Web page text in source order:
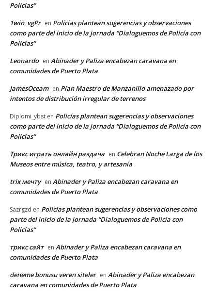
Policías”
1win_vgPr en Policías plantean sugerencias y observaciones
como parte del inicio de la jornada “Dialoguemos de Policía con
Policías”
Leonardo en Abinader y Paliza encabezan caravana en
comunidades de Puerto Plata
JamesOceam en Plan Maestro de Manzanillo amenazado por
intentos de distribución irregular de terrenos
Diplomi_ybst en Policías plantean sugerencias y observaciones
como parte del inicio de la jornada “Dialoguemos de Policía con
Policías”
Трикс играть онлайн раздача en Celebran Noche Larga de los
Museos entre música, teatro, y artesanía
trix мечту en Abinader y Paliza encabezan caravana en
comunidades de Puerto Plata
Sazrgzd en Policías plantean sugerencias y observaciones como
parte del inicio de la jornada “Dialoguemos de Policía con
Policías”
трикс сайт en Abinader y Paliza encabezan caravana en
comunidades de Puerto Plata
deneme bonusu veren siteler en Abinader y Paliza encabezan
caravana en comunidades de Puerto Plata